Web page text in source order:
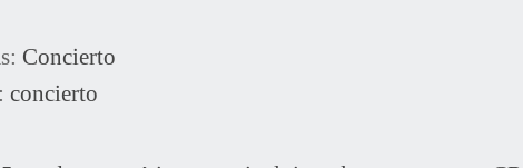
Concierto
concierto